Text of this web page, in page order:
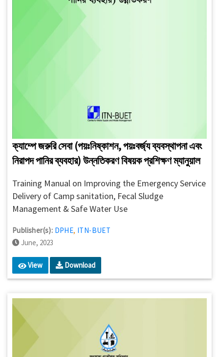
ক্যাম্পে জরুরি সেবা (পয়ঃনিষ্কাশন, পয়ঃবর্জ্য ব্যবস্থাপনা এবং
নিরাপদ পানির ব্যবহার) উন্নতিকরণ বিষয়ক প্রশিক্ষণ ম্যানুয়াল
Training Manual on Improving the Emergency Service
Delivery of Camp sanitation, Fecal Sludge
Management & Safe Water Use
Publisher(s): DPHE, ITN-BUET
June, 2023
View Download